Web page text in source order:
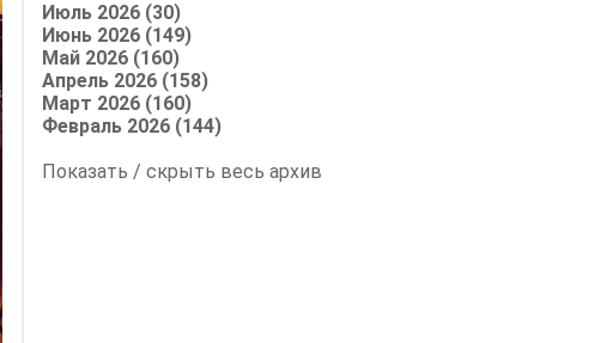
Июль 2026 (30)
Июнь 2026 (149)
Май 2026 (160)
Апрель 2026 (158)
Март 2026 (160)
Февраль 2026 (144)
Показать / скрыть весь архив